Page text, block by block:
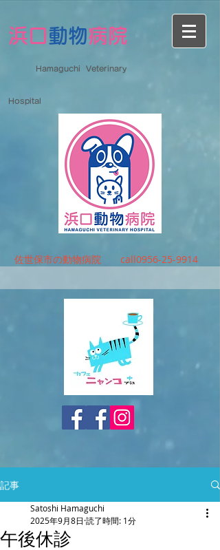
浜口動物病院
Hamaguchi Veterinary
Hospital
佐世保市の動物病院 call0956-25-9914
記事
午後休診
Satoshi Hamaguchi
2025年9月8日 読了時間: 1分